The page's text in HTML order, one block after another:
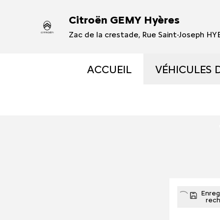
Citroën GEMY Hyères
Zac de la crestade, Rue Saint-Joseph
ACCUEIL VÉHICULES